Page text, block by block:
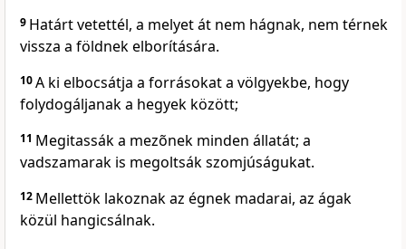
9 Határt vetettél, a melyet át nem hágnak, nem térnek
vissza a földnek elborítására.
10A ki elbocsátja a forrásokat a völgyekbe, hogy
folydogáljanak a hegyek között;
11 Megitassák a mezõnek minden állatát; a
vadszamarak is megoltsák szomjúságukat.
12 Mellettök lakoznak az égnek madarai, az ágak
közül hangicsálnak.